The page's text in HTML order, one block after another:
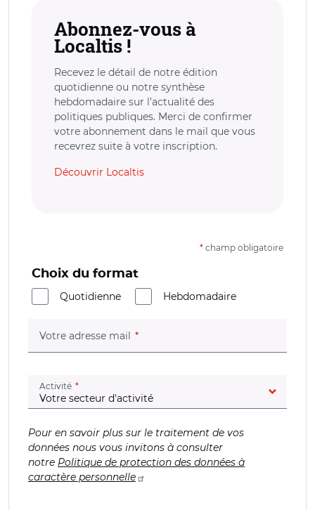
Abonnez-vous à
Localtis !
Recevez le détail de notre édition
quotidienne ou notre synthèse
hebdomadaire sur l’actualité des
politiques publiques. Merci de confirmer
votre abonnement dans le mail que vous
recevrez suite à votre inscription.
Découvrir Localtis
* champ obligatoire
Choix du format
Quotidienne
Hebdomadaire
Votre adresse mail (champ obligatoire)
Activité (champ obligatoire)
Pour en savoir plus sur le traitement de vos
données nous vous invitons à consulter
notre Politique de protection des données à
caractère personnelle